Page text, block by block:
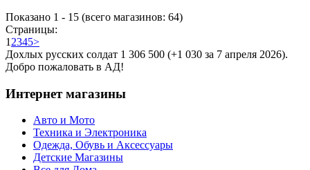
Показано 1 - 15 (всего магазинов: 64)
Страницы:
1 2345>
Дохлых русских солдат 1 306 500 (+1 030 за 7 апреля 2026).
Добро пожаловать в АД!
Интернет магазины
Авто и Мото
Техника и Электроника
Одежда, Обувь и Аксессуары
Детские Магазины